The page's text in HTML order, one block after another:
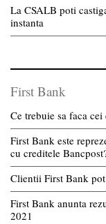
La CSALB poti
instanta
First Bank
Ce trebuie sa faca
First Bank este
cu creditele
Clientii First Bank
First Bank anunta
2021